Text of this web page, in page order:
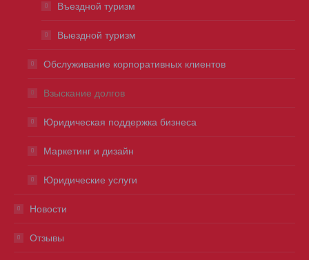
Въездной туризм
Выездной туризм
Обслуживание корпоративных клиентов
Взыскание долгов
Юридическая поддержка бизнеса
Маркетинг и дизайн
Юридические услуги
Новости
Отзывы